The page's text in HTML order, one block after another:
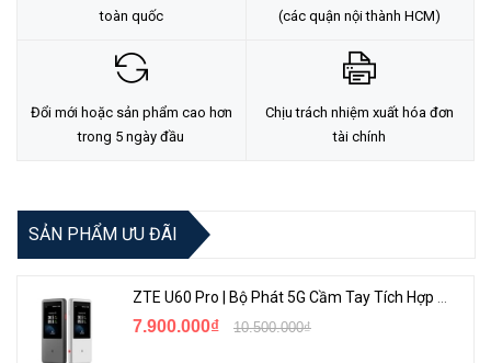
Khăn lau màn hình (1 ướt, 1 khô)
Khay cố định và đế cao su chống trơn trượt
<Hotline: 0828.011.011 - (028)7300.2021 - VoHoang.vn>
toàn quốc (các quận nội thành HCM)
Đổi mới hoặc sản phẩm cao hơn
trong 5 ngày đầu
Chịu trách nhiệm xuất hóa đơn
tài chính
SẢN PHẨM ƯU ĐÃI
ZTE U60 Pro | Bộ Phát 5G Cầm Tay Tích Hợp Công Nghệ WiFi 7, Pin 10000mAh
7.900.000₫ 10.500.000₫